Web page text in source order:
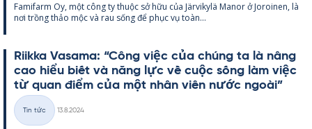
loại
Fa­mi­farm Oy, một công ty thuộc sở hữu của Jär­vi­kylä Ma­nor ở Jo­roi­nen, là
nơi trồng thảo mộc và rau sống để phục vụ toàn...
Riikka Va­sama: “Công việc của chúng ta là nâng
cao hiểu biết và năng lực về cuộc sống làm việc
từ quan điểm của một nhân viên nước ngoài”
Thể
Tin tức
13.8.2024